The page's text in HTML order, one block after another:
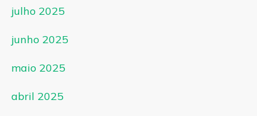
julho 2025
junho 2025
maio 2025
abril 2025